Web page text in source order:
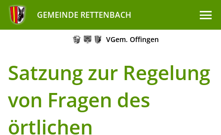
GEMEINDE RETTENBACH
VGem. Offingen
Satzung zur Regelung
von Fragen des
örtlichen